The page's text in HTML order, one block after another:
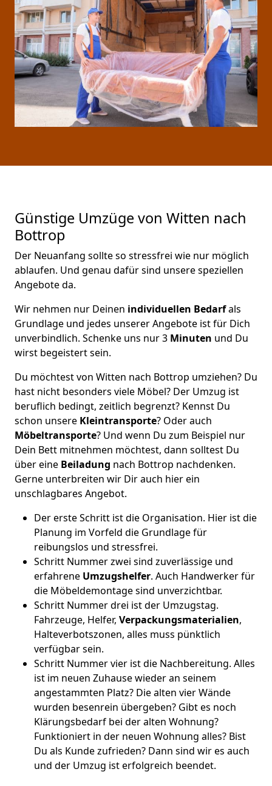
Günstige Umzüge von Witten nach
Bottrop
Der Neuanfang sollte so stressfrei wie nur möglich
ablaufen. Und genau dafür sind unsere speziellen
Angebote da.
Wir nehmen nur Deinen individuellen Bedarfals
Grundlage und jedes unserer Angebote ist für Dich
unverbindlich. Schenke uns nur 3 Minuten und Du
wirst begeistert sein.
Du möchtest von Witten nach Bottrop umziehen? Du
hast nicht besonders viele Möbel? Der Umzug ist
beruflich bedingt, zeitlich begrenzt? Kennst Du
schon unsere Kleintransporte? Oder auch
Möbeltransporte? Und wenn Du zum Beispiel nur
Dein Bett mitnehmen möchtest, dann solltest Du
über eine Beiladung nach Bottrop nachdenken.
Gerne unterbreiten wir Dir auch hier ein
unschlagbares Angebot.
Der erste Schritt ist die Organisation. Hier ist die
Planung im Vorfeld die Grundlage für
reibungslos und stressfrei.
Schritt Nummer zwei sind zuverlässige und
erfahrene Umzugshelfer. Auch Handwerker für
die Möbeldemontage sind unverzichtbar.
Schritt Nummer drei ist der Umzugstag.
Fahrzeuge, Helfer, Verpackungsmaterialien,
Halteverbotszonen, alles muss pünktlich
verfügbar sein.
Schritt Nummer vier ist die Nachbereitung. Alles
ist im neuen Zuhause wieder an seinem
angestammten Platz? Die alten vier Wände
wurden besenrein übergeben? Gibt es noch
Klärungsbedarf bei der alten Wohnung?
Funktioniert in der neuen Wohnung alles? Bist
Du als Kunde zufrieden? Dann sind wir es auch
und der Umzug ist erfolgreich beendet.